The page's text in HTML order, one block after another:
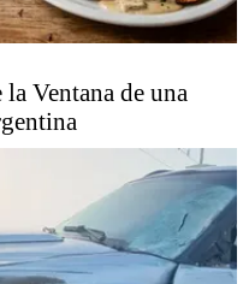
Ventana de una